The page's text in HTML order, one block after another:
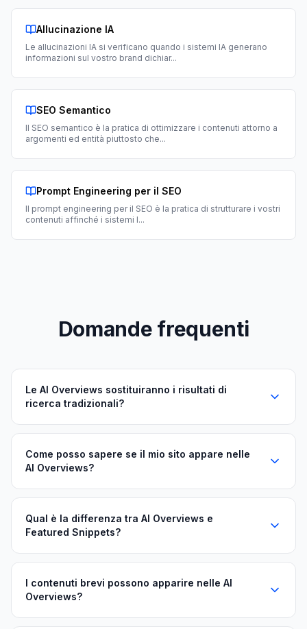
Allucinazione IA
Le allucinazioni IA si verificano quando i sistemi IA generano
informazioni sul vostro brand dichiar...
SEO Semantico
Il SEO semantico è la pratica di ottimizzare i contenuti attorno a
argomenti ed entità piuttosto che...
Prompt Engineering per il SEO
Il prompt engineering per il SEO è la pratica di strutturare i vostri
contenuti affinché i sistemi I...
Domande frequenti
Le AI Overviews sostituiranno i risultati di
ricerca tradizionali?
Come posso sapere se il mio sito appare nelle
AI Overviews?
Qual è la differenza tra AI Overviews e
Featured Snippets?
I contenuti brevi possono apparire nelle AI
Overviews?